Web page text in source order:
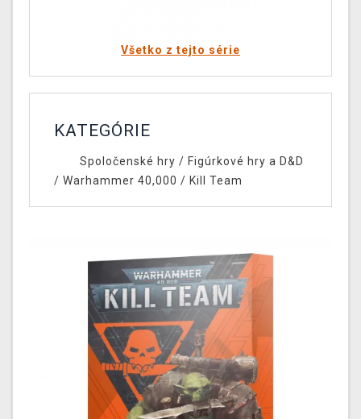
Všetko z tejto série
KATEGÓRIE
Spoločenské hry / Figúrkové hry a D&D
/ Warhammer 40,000 / Kill Team